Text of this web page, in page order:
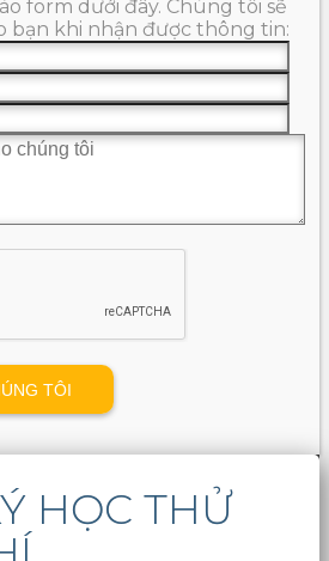
form dưới đây. Chúng tôi sẽ
bạn khi nhận được thông tin:
HỌC THỬ